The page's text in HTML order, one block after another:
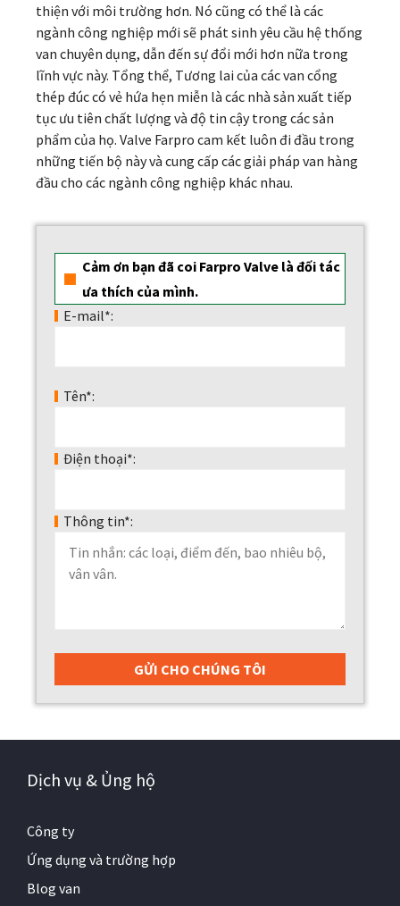
thiện với môi trường hơn. Nó cũng có thể là các
ngành công nghiệp mới sẽ phát sinh yêu cầu hệ thống
van chuyên dụng, dẫn đến sự đổi mới hơn nữa trong
lĩnh vực này. Tổng thể, Tương lai của các van cổng
thép đúc có vẻ hứa hẹn miễn là các nhà sản xuất tiếp
tục ưu tiên chất lượng và độ tin cậy trong các sản
phẩm của họ. Valve Farpro cam kết luôn đi đầu trong
những tiến bộ này và cung cấp các giải pháp van hàng
đầu cho các ngành công nghiệp khác nhau.
Cảm ơn bạn đã coi Farpro Valve là đối tác
ưa thích của mình.
E-mail*:
Tên*:
Điện thoại*:
Thông tin*:
Dịch vụ & Ủng hộ
Công ty
Ứng dụng và trường hợp
Blog van